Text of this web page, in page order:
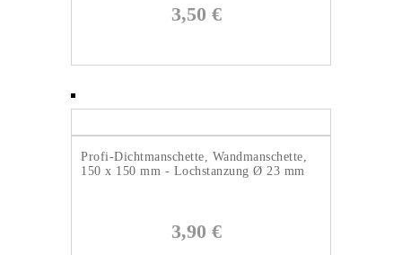
3,50 €
Profi-Dichtmanschette, Wandmanschette,
150 x 150 mm - Lochstanzung Ø 23 mm
3,90 €